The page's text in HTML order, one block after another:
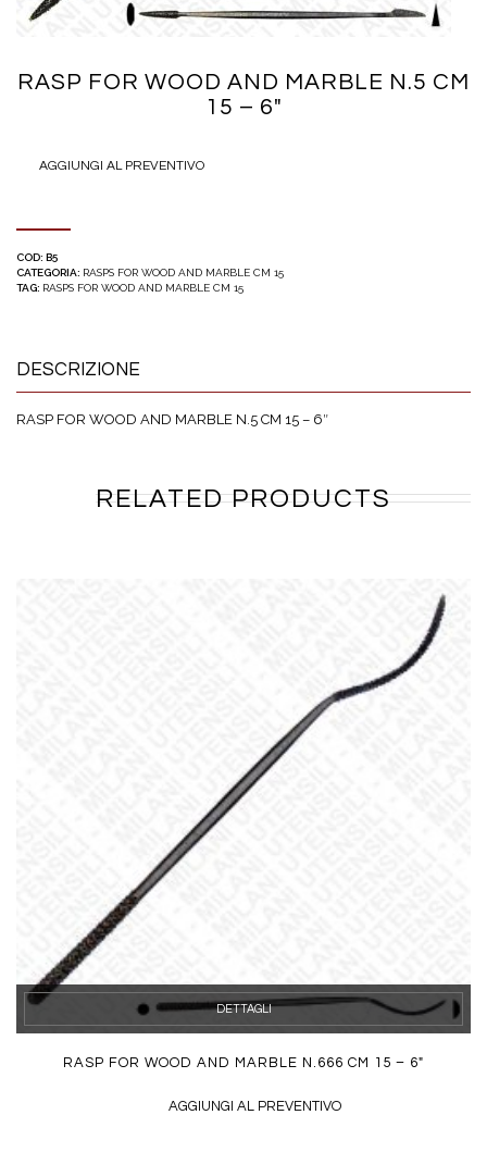
RASP FOR WOOD AND MARBLE N.5 CM
15 – 6″
AGGIUNGI AL PREVENTIVO
COD: B5
CATEGORIA: RASPS FOR WOOD AND MARBLE CM 15
TAG: RASPS FOR WOOD AND MARBLE CM 15
DESCRIZIONE
RASP FOR WOOD AND MARBLE N.5 CM 15 – 6″
RELATED PRODUCTS
DETTAGLI
RASP FOR WOOD AND MARBLE N.666 CM 15 – 6″
AGGIUNGI AL PREVENTIVO